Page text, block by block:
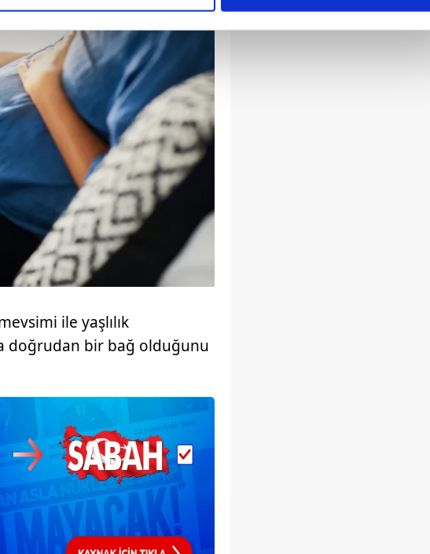
Sitemizde kendimize ve üçüncü kişilere ait çerezler kullanılmaktadır. Bu
olup gerekli olan çerezler bilgi toplumu hizmetlerinin sunulması
daha işlevsel kılınması ve kişiselleştirilmesi ve sizlere yönelik
sınırlı olarak açık rızanız dahilinde kullanılacaktır.
panel vasıtasıyla belirleyebilirsiniz. Çerezlere ilişkin detaylı bilgi için Ayarlar
ziyaret edebilirsiniz.
uyarınca hazırlanmış Aydınlatma Metnimizi okumak ve sitemizde ilgili
ilgili bilgi almak için lütfen
tıklayınız.
ile yaşlılık
doğrudan bir bağ olduğunu